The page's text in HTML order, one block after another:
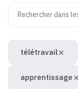
Recherche
télétravail
apprentissage